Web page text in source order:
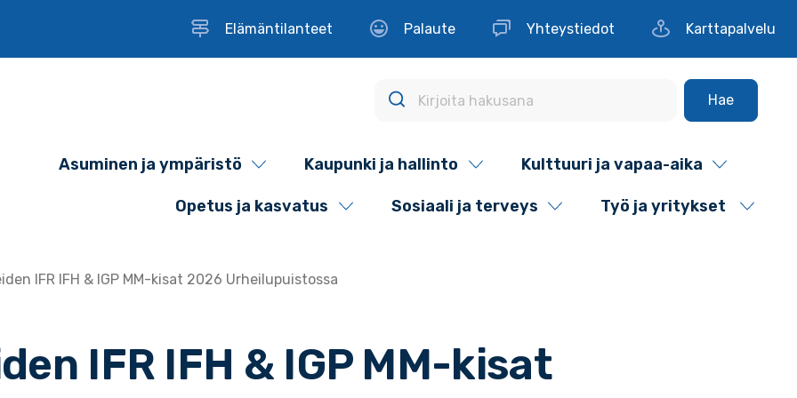
Elämäntilanteet Palaute Yhteystiedot Karttapalvelu
Hae
Asuminen ja ympäristö Kaupunki ja hallinto Kulttuuri ja vapaa-aika
Opetus ja kasvatus Sosiaali ja terveys Työ ja yritykset
IFR IFH & IGP MM-kisat 2026 Urheilupuistossa
IFR IFH & IGP MM-kisat